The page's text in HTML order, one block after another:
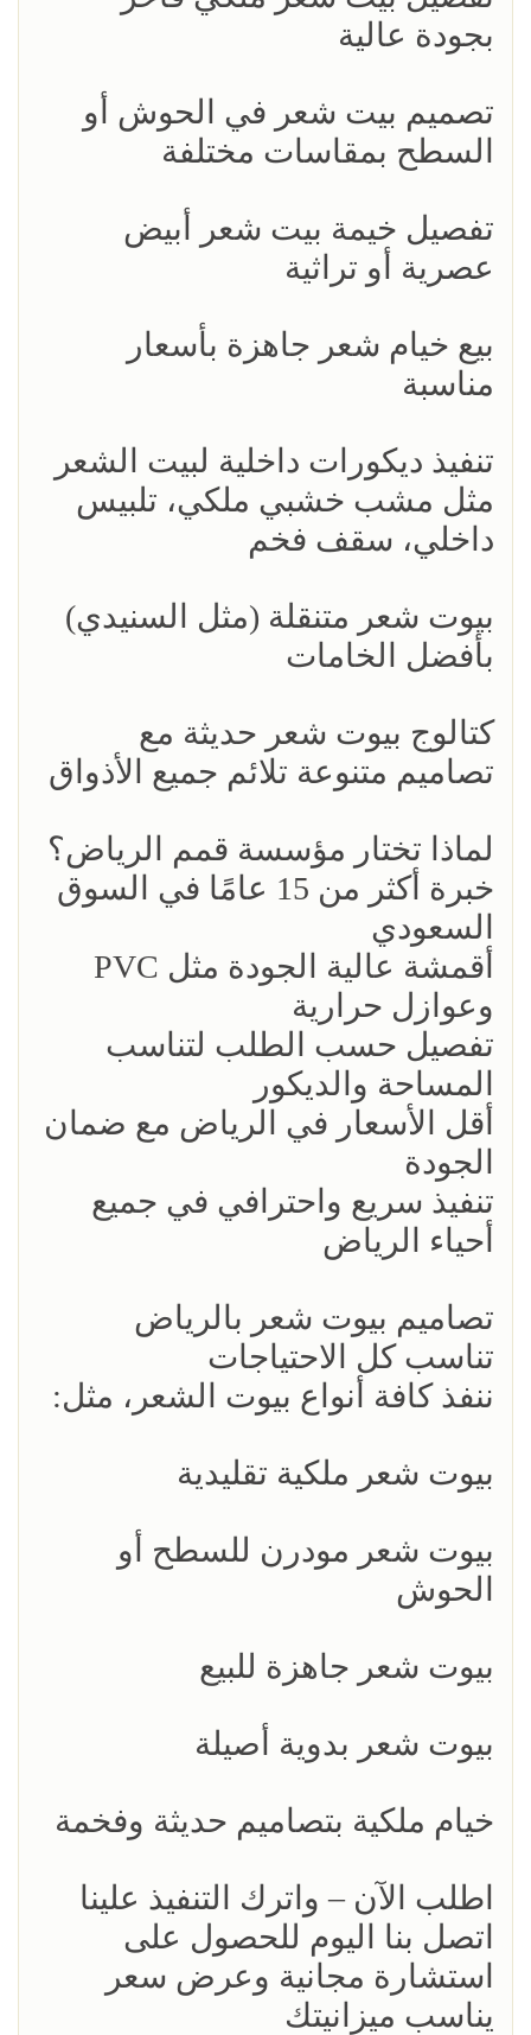
بجودة عالية
تصميم بيت شعر في الحوش أو
السطح بمقاسات مختلفة
تفصيل خيمة بيت شعر أبيض
عصرية أو تراثية
بيع خيام شعر جاهزة بأسعار
مناسبة
تنفيذ ديكورات داخلية لبيت الشعر
مثل مشب خشبي ملكي، تلبيس
داخلي، سقف فخم
بيوت شعر متنقلة (مثل السنيدي)
بأفضل الخامات
كتالوج بيوت شعر حديثة مع
تصاميم متنوعة تلائم جميع الأذواق
لماذا تختار مؤسسة قمم الرياض؟
خبرة أكثر من 15 عامًا في السوق
السعودي
أقمشة عالية الجودة مثل PVC
وعوازل حرارية
تفصيل حسب الطلب لتناسب
المساحة والديكور
أقل الأسعار في الرياض مع ضمان
الجودة
تنفيذ سريع واحترافي في جميع
أحياء الرياض
تصاميم بيوت شعر بالرياض
تناسب كل الاحتياجات
ننفذ كافة أنواع بيوت الشعر، مثل:
بيوت شعر ملكية تقليدية
بيوت شعر مودرن للسطح أو
الحوش
بيوت شعر جاهزة للبيع
بيوت شعر بدوية أصيلة
خيام ملكية بتصاميم حديثة وفخمة
اطلب الآن – واترك التنفيذ علينا
اتصل بنا اليوم للحصول على
استشارة مجانية وعرض سعر
يناسب ميزانيتك